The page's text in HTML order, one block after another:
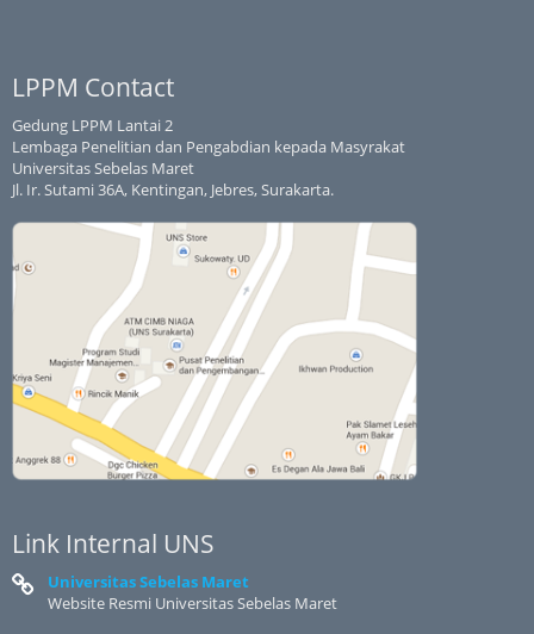
LPPM Contact
Gedung LPPM Lantai 2
Lembaga Penelitian dan Pengabdian kepada Masyrakat
Universitas Sebelas Maret
Jl. Ir. Sutami 36A, Kentingan, Jebres, Surakarta.
Link Internal UNS
Universitas Sebelas Maret
Website Resmi Universitas Sebelas Maret